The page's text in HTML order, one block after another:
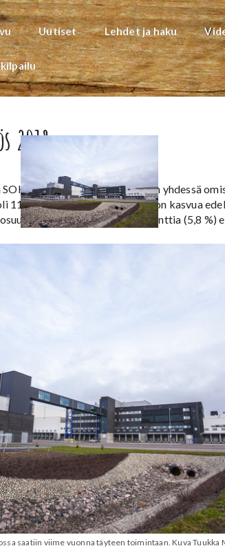
Uutiset Lehdet ja haku
2018
tytäryhtiöineen sekä näiden yhdessä
523 miljoonaa euroa, jossa on kasvua
liikevaihdosta oli 4,6 prosenttia (5,8 %)
saatiin viime vuonna täyteen toimintaan. Kuva Tuukka